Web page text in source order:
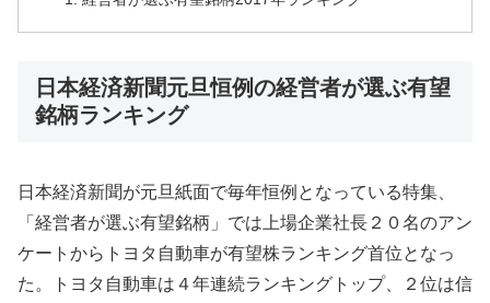
日本経済新聞元旦恒例の経営者が選ぶ有望
銘柄ランキング
日本経済新聞が元旦紙面で毎年恒例となっている特集、
「経営者が選ぶ有望銘柄」では上場企業社長２０名のアン
ケートからトヨタ自動車が有望株ランキング首位となっ
た。トヨタ自動車は４年連続ランキングトップ、２位は信